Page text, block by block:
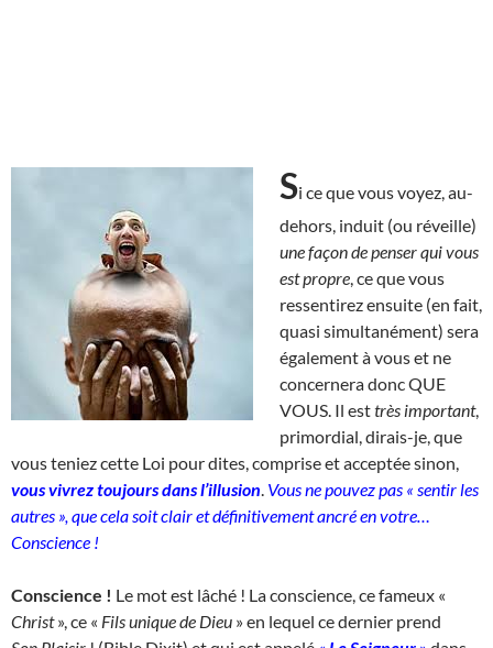
Si ce que vous voyez, au-
dehors, induit (ou réveille)
une façon de penser qui vous
est propre , ce que vous
ressentirez ensuite (en fait,
quasi simultanément) sera
également à vous et ne
concernera donc QUE
VOUS. Il esttrès important,
primordial, dirais-je, que
vous teniez cette Loi pour dites, comprise et acceptée sinon,
vous vivrez toujours dans l’illusion Vous ne pouvez pas « sentir les
autres », que cela soit clair et définitivement ancré en votre…
Conscience !
Conscience ! Le mot est lâché ! La conscience, ce fameux «
Christ», ce « Fils unique de Dieu » en lequel ce dernier prend